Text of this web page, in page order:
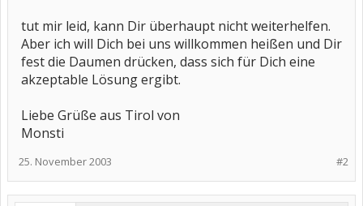
tut mir leid, kann Dir überhaupt nicht weiterhelfen.
Aber ich will Dich bei uns willkommen heißen und Dir
fest die Daumen drücken, dass sich für Dich eine
akzeptable Lösung ergibt.
Liebe Grüße aus Tirol von
Monsti
#2
25. November 2003